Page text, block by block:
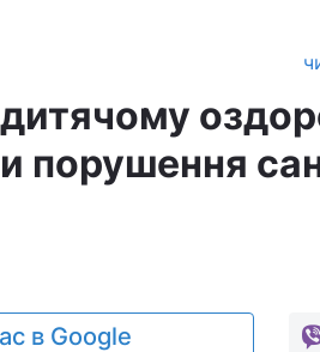
порушення
в Google